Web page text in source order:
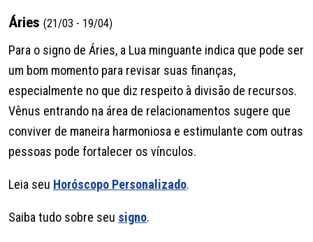
Áries (21/03 - 19/04)
Para o signo de Áries, a Lua minguante indica que pode ser
um bom momento para revisar suas finanças,
especialmente no que diz respeito à divisão de recursos.
Vênus entrando na área de relacionamentos sugere que
conviver de maneira harmoniosa e estimulante com outras
pessoas pode fortalecer os vínculos.
Leia seu Horóscopo Personalizado.
Saiba tudo sobre seu signo.